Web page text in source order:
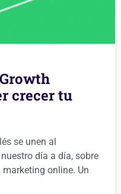
crecer tu
se unen al
día a día, sobre
online. Un